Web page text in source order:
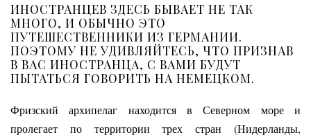
ИНОСТРАНЦЕВ ЗДЕСЬ БЫВАЕТ НЕ ТАК
МНОГО, И ОБЫЧНО ЭТО
ПУТЕШЕСТВЕННИКИ ИЗ ГЕРМАНИИ.
ПОЭТОМУ НЕ УДИВЛЯЙТЕСЬ, ЧТО ПРИЗНАВ
В ВАС ИНОСТРАНЦА, С ВАМИ БУДУТ
ПЫТАТЬСЯ ГОВОРИТЬ НА НЕМЕЦКОМ.
Фризский архипелаг находится в Северном море и
пролегает по территории трех стран (Нидерланды,